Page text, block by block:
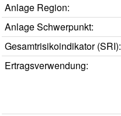
Anlage Region:
Anlage Schwerpunkt:
Gesamtrisikoindikator (SRI):
Ertragsverwendung: